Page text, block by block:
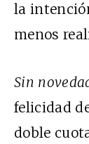
la
menos
Sin
felicidad
doble